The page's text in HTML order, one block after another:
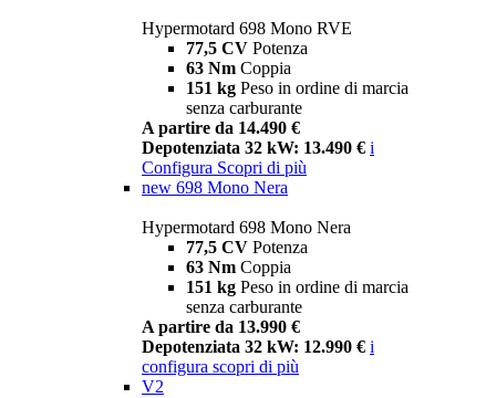
Hypermotard 698 Mono RVE
77,5 CV Potenza
63 Nm Coppia
151 kg Peso in ordine di marcia
senza carburante
A partire da 14.490 €
Depotenziata 32 kW: 13.490 € i
Configura Scopri di più
new 698 Mono Nera
Hypermotard 698 Mono Nera
77,5 CV Potenza
63 Nm Coppia
151 kg Peso in ordine di marcia
senza carburante
A partire da 13.990 €
Depotenziata 32 kW: 12.990 € i
configura scopri di più
V2